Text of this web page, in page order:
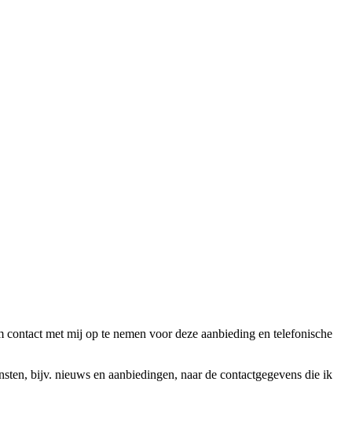
met mij op te nemen voor deze aanbieding en telefonische
bijv. nieuws en aanbiedingen, naar de contactgegevens die ik